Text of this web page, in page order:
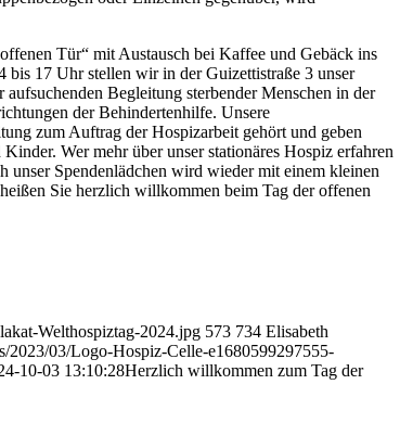
Tür“ mit Austausch bei Kaffee und Gebäck ins
bis 17 Uhr stellen wir in der Guizettistraße 3 unser
Begleitung sterbender Menschen in der
der Behindertenhilfe. Unsere
zum Auftrag der Hospizarbeit gehört und geben
Wer mehr über unser stationäres Hospiz erfahren
Spendenlädchen wird wieder mit einem kleinen
Sie herzlich willkommen beim Tag der offenen
Welthospiztag-2024.jpg 573 734 Elisabeth
2023/03/Logo-Hospiz-Celle-e1680599297555-
10-03 13:10:28Herzlich willkommen zum Tag der